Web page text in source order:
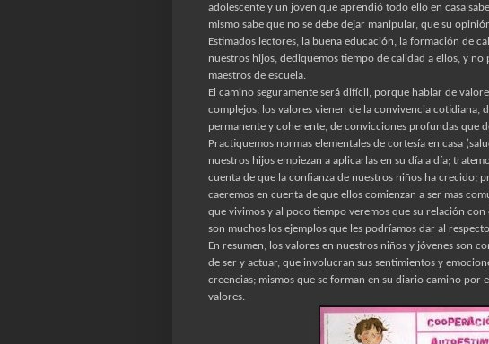
adolescente y un joven que aprendió todo ello en casa
mismo sabe que no se debe dejar manipular, que su
Estimados lectores, la buena educación, la formación de
nuestros hijos, dediquemos tiempo de calidad a ellos, y
maestros de escuela.
El camino seguramente será difícil, porque hablar de
complejos, los valores vienen de la convivencia cotidiana,
permanente y coherente, de convicciones profundas que
Practiquemos normas elementales de cortesía en casa
nuestros hijos empiezan a aplicarlas en su día a día;
cuenta de que la confianza de nuestros niños ha crecido;
caeremos en cuenta de que ellos comienzan a ser mas
que vivimos y al poco tiempo veremos que su relación
son muchos los ejemplos que les podríamos dar al
En resumen, los valores en nuestros niños y jóvenes son
de ser y actuar, que involucran sus sentimientos y
creencias; mismos que se forman en su diario camino por
valores.